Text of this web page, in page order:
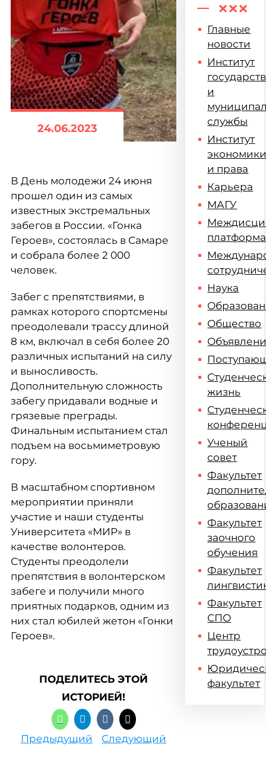
24.06.2023
В День молодежи 24 июня
прошел один из самых
известных экстремальных
забегов в России. «Гонка
Героев», состоялась в Самаре
и собрала более 2 000
человек.
Забег с препятствиями, в
рамках которого спортсмены
преодолевали трассу длиной
8 км, включал в себя более 20
различных испытаний на силу
и выносливость.
Дополнительную сложность
забегу придавали водные и
грязевые преграды.
Финальным испытанием стал
подъем на восьмиметровую
гору.
В масштабном спортивном
мероприятии приняли
участие и наши студенты
Университета «МИР» в
качестве волонтеров.
Студенты преодолели
препятствия в волонтерском
забеге и получили много
приятных подарков, одним из
них стал юбилей жетон «Гонки
Героев».
ПОДЕЛИТЕСЬ ЭТОЙ
ИСТОРИЕЙ!
Предыдущий Следующий
Главные
новости
Институт
и
службы
Институт
и права
Карьера
МАГУ
платформа
Наука
Общество
жизнь
Ученый
совет
Факультет
Факультет
заочного
обучения
Факультет
Факультет
СПО
Центр
факультет